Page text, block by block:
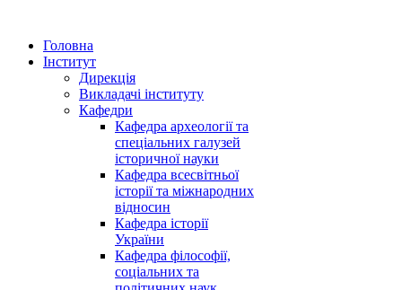
Головна
Інститут
Дирекція
Викладачі інституту
Кафедри
Кафедра археології та
спеціальних галузей
історичної науки
Кафедра всесвітньої
історії та міжнародних
відносин
Кафедра історії
України
Кафедра філософії,
соціальних та